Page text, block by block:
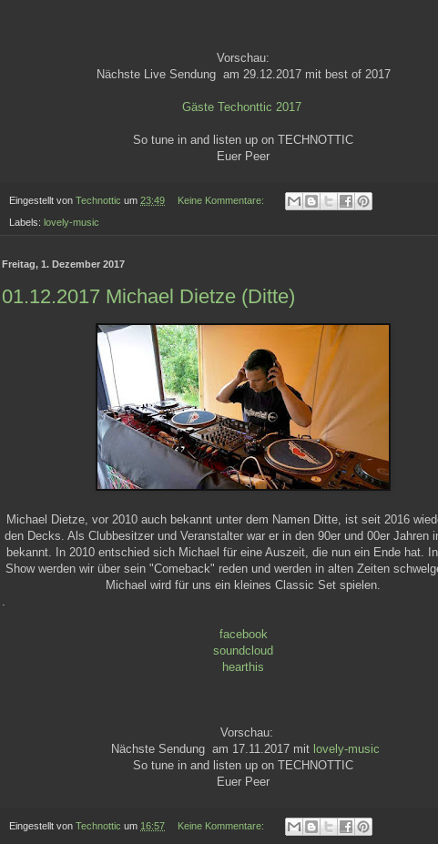
Vorschau:
Nächste Live Sendung am 29.12.2017 mit best of 2017
Gäste Techonttic 2017
So tune in and listen up on TECHNOTTIC
Euer Peer
Eingestellt von Technottic um 23:49 Keine Kommentare:
Labels: lovely-music
Freitag, 1. Dezember 2017
01.12.2017 Michael Dietze (Ditte)
Michael Dietze, vor 2010 auch bekannt unter dem Namen Ditte, ist seit 2016
den Decks. Als Clubbesitzer und Veranstalter war er in den 90er und 00er Jahren
bekannt. In 2010 entschied sich Michael für eine Auszeit, die nun ein Ende hat.
Show werden wir über sein "Comeback" reden und werden in alten Zeiten
Michael wird für uns ein kleines Classic Set spielen.
facebook
soundcloud
hearthis
Vorschau:
Nächste Sendung am 17.11.2017 mit lovely-music
So tune in and listen up on TECHNOTTIC
Euer Peer
Eingestellt von Technottic um 16:57 Keine Kommentare: